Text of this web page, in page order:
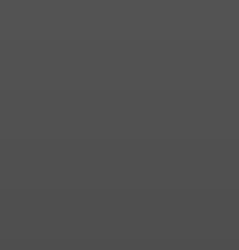
организовали памятную
Ивану Яковлеву